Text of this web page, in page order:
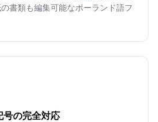
書類も編集可能なポーランド語フ
号の完全対応